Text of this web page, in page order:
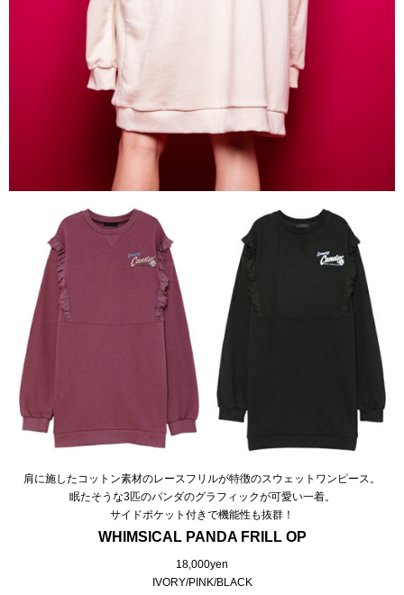
肩に施したコットン素材のレースフリルが特徴のスウェットワンピース。
眠たそうな3匹のパンダのグラフィックが可愛い一着。
サイドポケット付きで機能性も抜群！
WHIMSICAL PANDA FRILL OP
18,000yen
IVORY/PINK/BLACK